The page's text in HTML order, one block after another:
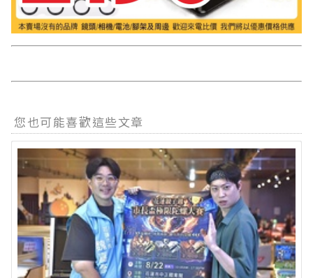
您也可能喜歡這些文章